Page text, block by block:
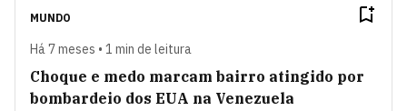
MUNDO
Há 7 meses • 1 min de leitura
Choque e medo marcam bairro atingido por
bombardeio dos EUA na Venezuela